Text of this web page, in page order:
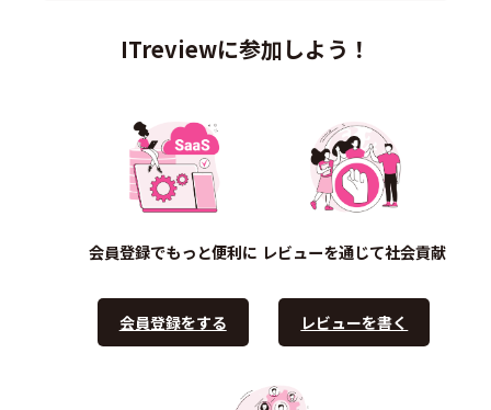
ITreviewに参加しよう！
会員登録でもっと便利に
会員登録をする
レビューを通じて社会貢献
レビューを書く